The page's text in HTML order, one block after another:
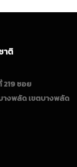
าติ
219 ซอย
งพลัด เขตบางพลัด